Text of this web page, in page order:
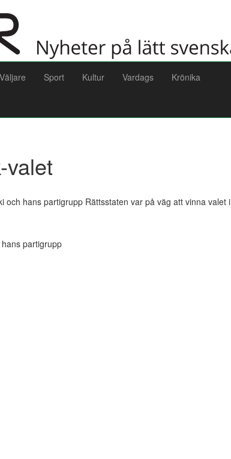
Sport Kultur Vardags Krönika
valet
hans partigrupp Rättsstaten var på väg att vinna valet i
partigrupp